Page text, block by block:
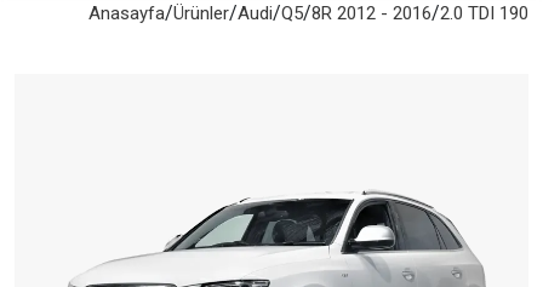
Anasayfa/Ürünler/Audi/Q5/8R 2012 - 2016/2.0 TDI 190